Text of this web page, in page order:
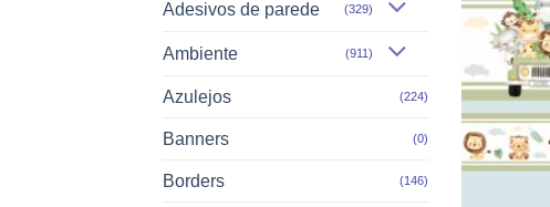
Adesivos de parede (329)
Ambiente (911)
Azulejos (224)
Banners (0)
Borders (146)